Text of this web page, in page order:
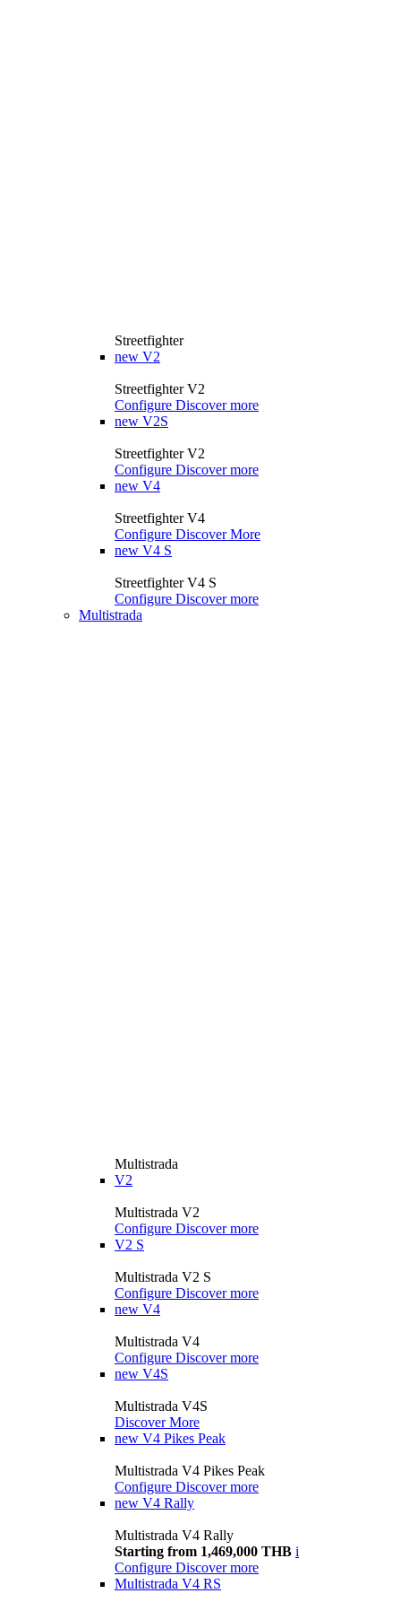
Streetfighter
new V2
Streetfighter V2
Configure Discover more
new V2S
Streetfighter V2
Configure Discover more
new V4
Streetfighter V4
Configure Discover More
new V4 S
Streetfighter V4 S
Configure Discover more
Multistrada
Multistrada
V2
Multistrada V2
Configure Discover more
V2 S
Multistrada V2 S
Configure Discover more
new V4
Multistrada V4
Configure Discover more
new V4S
Multistrada V4S
Discover More
new V4 Pikes Peak
Multistrada V4 Pikes Peak
Configure Discover more
new V4 Rally
Multistrada V4 Rally
Starting from 1,469,000 THB i
Configure Discover more
Multistrada V4 RS